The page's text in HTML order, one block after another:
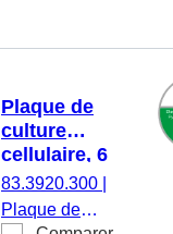
code couleur :
rouge, fond
Tested, 1
pièce(s)/blister
Plaque de
culture
cellulaire, 6
puits,
surface :
Cell+, fond
83.3920.300
Plaque de